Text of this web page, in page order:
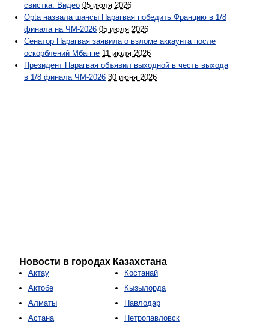
свистка. Видео 05 июля 2026
Opta назвала шансы Парагвая победить Францию в 1/8
финала на ЧМ-2026 05 июля 2026
Сенатор Парагвая заявила о взломе аккаунта после
оскорблений Мбаппе 11 июля 2026
Президент Парагвая объявил выходной в честь выхода
в 1/8 финала ЧМ-2026 30 июня 2026
Новости в городах Казахстана
Актау
Актобе
Алматы
Астана
Костанай
Кызылорда
Павлодар
Петропавловск